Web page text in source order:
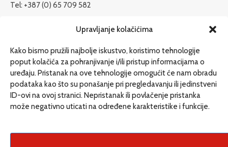
Upravljanje kolačićima
Kako bismo pružili najbolje iskustvo, koristimo tehnologije
poput kolačića za pohranjivanje i/ili pristup informacijama o
uređaju. Pristanak na ove tehnologije omogućit će nam obradu
podataka kao što su ponašanje pri pregledavanju ili jedinstveni
ID-ovi na ovoj stranici. Nepristanak ili povlačenje pristanka
može negativno uticati na određene karakteristike i funkcije.
Tel: +387 (0) 65 709 582
redakcija@etrafika.net
Dosije
Drugi pišu
Društvo